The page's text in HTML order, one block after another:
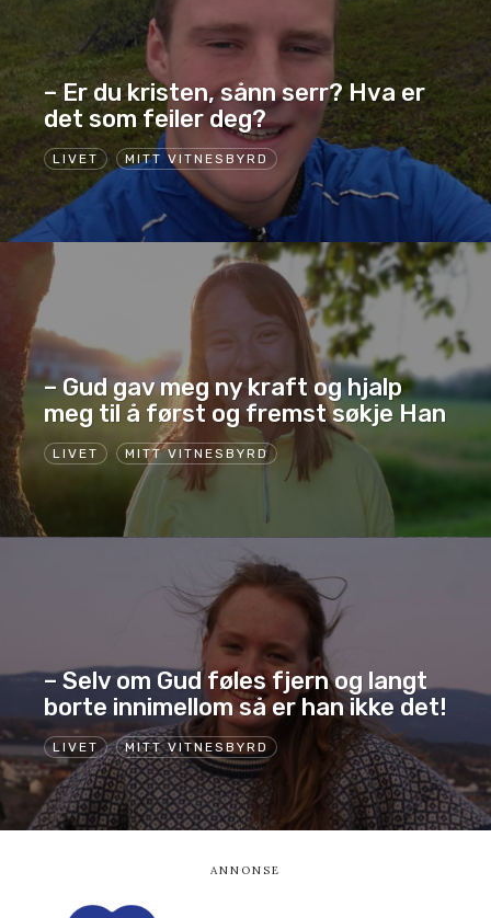
LIVET MITT VITNESBYRD
– Er du kristen, sånn serr? Hva er
det som feiler deg?
LIVET MITT VITNESBYRD
– Gud gav meg ny kraft og hjalp
meg til å først og fremst søkje Han
LIVET MITT VITNESBYRD
– Selv om Gud føles fjern og langt
borte innimellom så er han ikke det!